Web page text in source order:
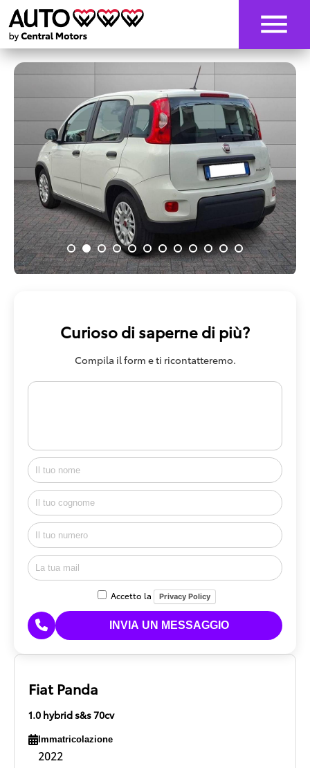
Curioso di saperne di più?
Compila il form e ti ricontatteremo.
Accetto la Privacy Policy
Fiat Panda
1.0 hybrid s&s 70cv
Immatricolazione
2022